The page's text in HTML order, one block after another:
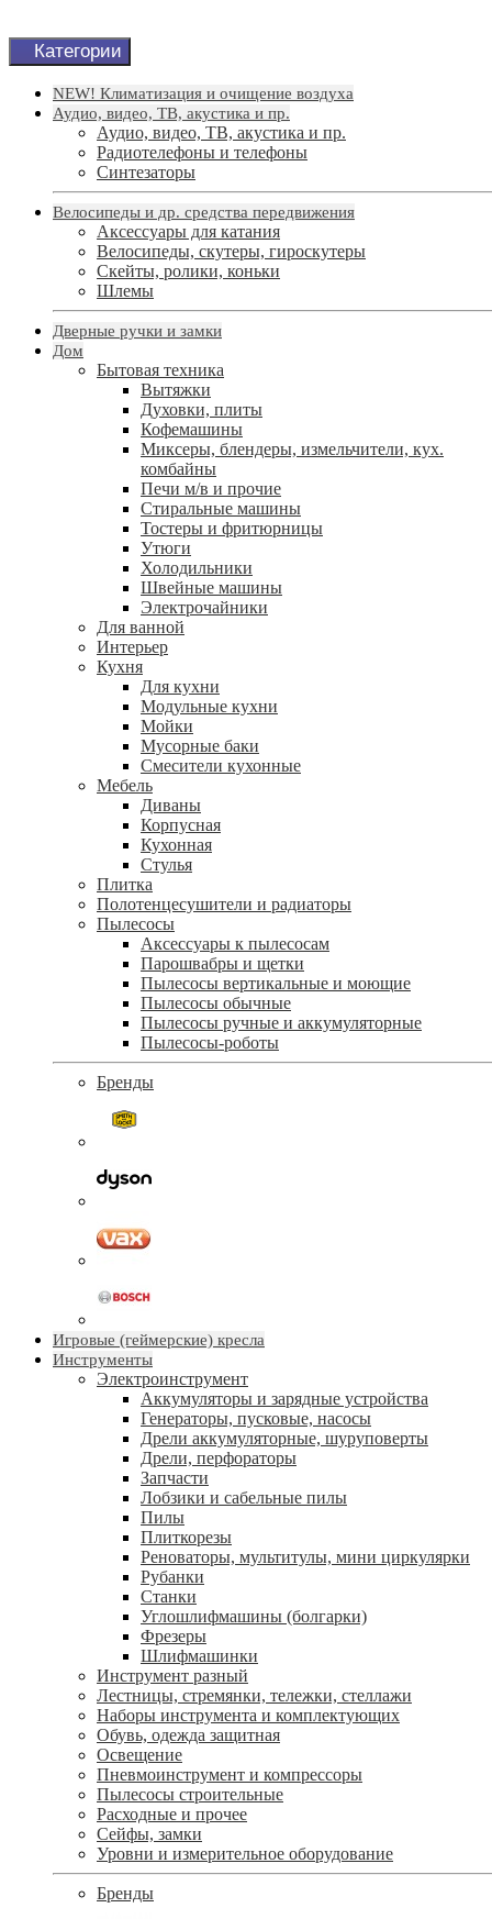
Категории
NEW! Климатизация и очищение воздуха
Аудио, видео, ТВ, акустика и пр.
Аудио, видео, ТВ, акустика и пр.
Радиотелефоны и телефоны
Синтезаторы
Велосипеды и др. средства передвижения
Аксессуары для катания
Велосипеды, скутеры, гироскутеры
Скейты, ролики, коньки
Шлемы
Дверные ручки и замки
Дом
Бытовая техника
Вытяжки
Духовки, плиты
Кофемашины
Миксеры, блендеры, измельчители, кух.
комбайны
Печи м/в и прочие
Стиральные машины
Тостеры и фритюрницы
Утюги
Холодильники
Швейные машины
Электрочайники
Для ванной
Интерьер
Кухня
Для кухни
Модульные кухни
Мойки
Мусорные баки
Смесители кухонные
Мебель
Диваны
Корпусная
Кухонная
Стулья
Плитка
Полотенцесушители и радиаторы
Пылесосы
Аксессуары к пылесосам
Парошвабры и щетки
Пылесосы вертикальные и моющие
Пылесосы обычные
Пылесосы ручные и аккумуляторные
Пылесосы-роботы
Бренды
Игровые (геймерские) кресла
Инструменты
Электроинструмент
Аккумуляторы и зарядные устройства
Генераторы, пусковые, насосы
Дрели аккумуляторные, шуруповерты
Дрели, перфораторы
Запчасти
Лобзики и сабельные пилы
Пилы
Плиткорезы
Реноваторы, мультитулы, мини циркулярки
Рубанки
Станки
Углошлифмашины (болгарки)
Фрезеры
Шлифмашинки
Инструмент разный
Лестницы, стремянки, тележки, стеллажи
Наборы инструмента и комплектующих
Обувь, одежда защитная
Освещение
Пневмоинструмент и компрессоры
Пылесосы строительные
Расходные и прочее
Сейфы, замки
Уровни и измерительное оборудование
Бренды